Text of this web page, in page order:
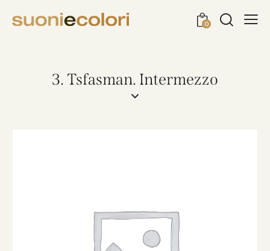
0
3. Tsfasman. Intermezzo